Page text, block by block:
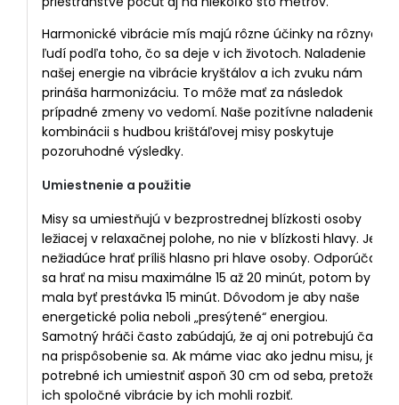
Harmonické vibrácie mís majú rôzne účinky na rôznych
ľudí podľa toho, čo sa deje v ich životoch. Naladenie
našej energie na vibrácie kryštálov a ich zvuku nám
prináša harmonizáciu. To môže mať za následok
prípadné zmeny vo vedomí. Naše pozitívne naladenie v
kombinácii s hudbou krištáľovej misy poskytuje
pozoruhodné výsledky.
Umiestnenie a použitie
Misy sa umiestňujú v bezprostrednej blízkosti osoby
ležiacej v relaxačnej polohe, no nie v blízkosti hlavy. Je
nežiadúce hrať príliš hlasno pri hlave osoby. Odporúča
sa hrať na misu maximálne 15 až 20 minút, potom by
mala byť prestávka 15 minút. Dôvodom je aby naše
energetické polia neboli „presýtené“ energiou.
Samotný hráči často zabúdajú, že aj oni potrebujú čas
na prispôsobenie sa. Ak máme viac ako jednu misu, je
potrebné ich umiestniť aspoň 30 cm od seba, pretože
ich spoločné vibrácie by ich mohli rozbiť.